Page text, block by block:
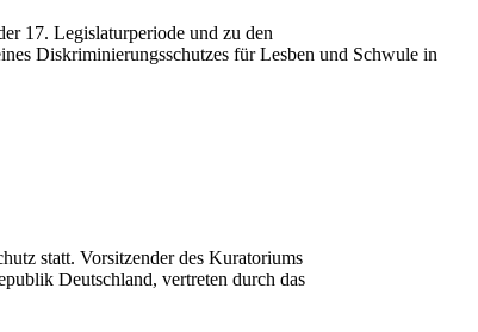
17. Legislaturperiode und zu den
Diskriminierungsschutzes für Lesben und Schwule in
statt. Vorsitzender des Kuratoriums
Deutschland, vertreten durch das